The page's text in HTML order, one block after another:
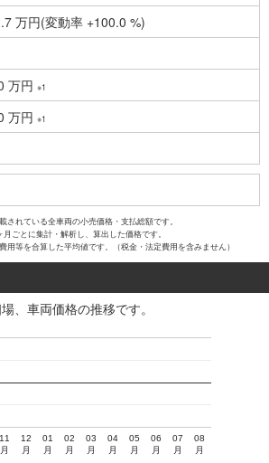
万円(変動率 +100.0 %)
万円 ※1
万円 ※1
れている全車両の小売価格・支払総額です。
ごとに集計・解析し、算出した価格です。
用等を合算した平均値です。（税金・法定費用を含みません）
、車両価格の推移です。
11
月
12
月
01
月
02
月
03
月
04
月
05
月
06
月
07
月
08
月